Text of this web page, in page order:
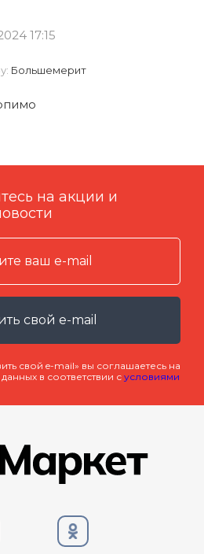
17:15
Большемерит
на акции и
свой e-mail
свой e-mail» вы соглашаетесь на
в соответствии с условиями